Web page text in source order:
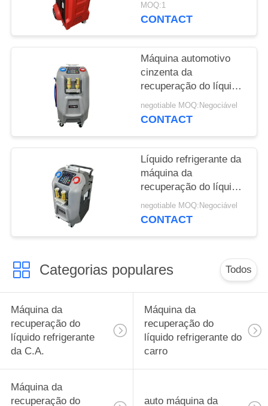
recuperação do líquido
MOQ:1
CONTACT
Máquina automotivo
cinzenta da
recuperação do líquido
refrigerante 10kg com
5" projeção a cores do
negotiable MOQ:Negociável
CONTACT
Líquido refrigerante da
máquina da
recuperação do líquido
refrigerante da C.A. do
OEM auto que recicla a
negotiable MOQ:Negociável
CONTACT
Categorias populares Todos
Máquina da
recuperação do
líquido refrigerante
da C.A.
Máquina da
recuperação do
líquido refrigerante do
carro
Máquina da
recuperação do
auto máquina da